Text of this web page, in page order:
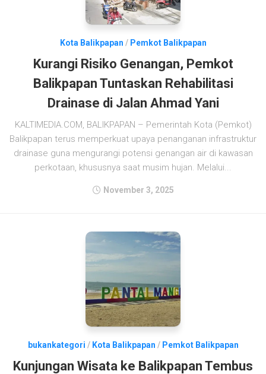
Kota Balikpapan / Pemkot Balikpapan
Kurangi Risiko Genangan, Pemkot
Balikpapan Tuntaskan Rehabilitasi
Drainase di Jalan Ahmad Yani
KALTIMEDIA.COM, BALIKPAPAN – Pemerintah Kota (Pemkot)
Balikpapan terus memperkuat upaya penanganan infrastruktur
drainase guna mengurangi potensi genangan air di kawasan
perkotaan, khususnya saat musim hujan. Melalui...
November 3, 2025
bukankategori / Kota Balikpapan / Pemkot Balikpapan
Kunjungan Wisata ke Balikpapan Tembus